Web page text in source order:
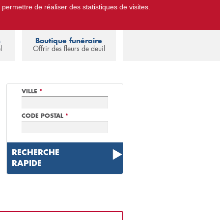
Funèbres. Espace familles
Boutique funéraire
Offrir des fleurs de deuil
VILLE *
CODE POSTAL *
RECHERCHE
RAPIDE
de réaliser des statistiques de visites.